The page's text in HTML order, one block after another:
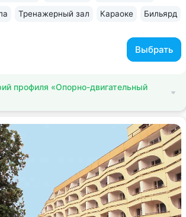
Выбрать
Тренажерный зал Караоке Бильярд
профиля «Опорно-двигательный